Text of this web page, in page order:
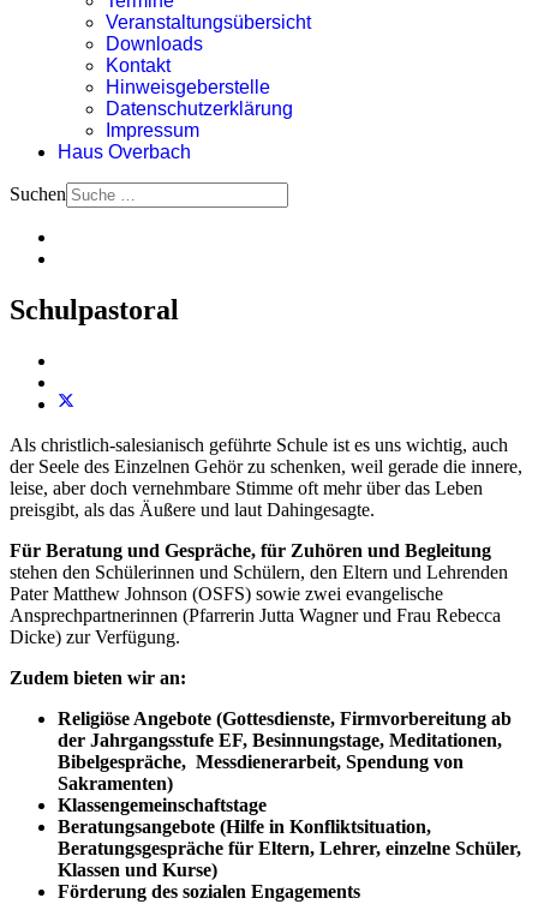
Veranstaltungsübersicht
Downloads
Kontakt
Hinweisgeberstelle
Datenschutzerklärung
Impressum
Haus Overbach
Suchen
Schulpastoral
Als christlich-salesianisch geführte Schule ist es uns wichtig, auch
der Seele des Einzelnen Gehör zu schenken, weil gerade die innere,
leise, aber doch vernehmbare Stimme oft mehr über das Leben
preisgibt, als das Äußere und laut Dahingesagte.
Für Beratung und Gespräche, für Zuhören und Begleitung
stehen den Schülerinnen und Schülern, den Eltern und Lehrenden
Pater Matthew Johnson (OSFS) sowie zwei evangelische
Ansprechpartnerinnen (Pfarrerin Jutta Wagner und Frau Rebecca
Dicke) zur Verfügung.
Zudem bieten wir an:
Religiöse Angebote (Gottesdienste, Firmvorbereitung ab
der Jahrgangsstufe EF, Besinnungstage, Meditationen,
Bibelgespräche, Messdienerarbeit, Spendung von
Sakramenten)
Klassengemeinschaftstage
Beratungsangebote (Hilfe in Konflikt­situation,
Beratungsgespräche für Eltern, Lehrer, einzelne Schüler,
Klassen und Kurse)
Förderung des sozialen Engagements